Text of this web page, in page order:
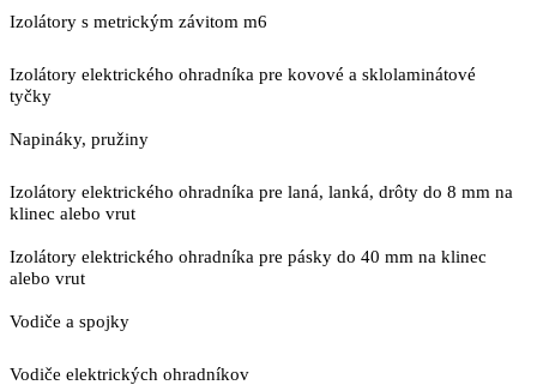
Izolátory s metrickým závitom m6
Izolátory elektrického ohradníka pre kovové a sklolaminátové
tyčky
Napináky, pružiny
Izolátory elektrického ohradníka pre laná, lanká, drôty do 8 mm na
klinec alebo vrut
Izolátory elektrického ohradníka pre pásky do 40 mm na klinec
alebo vrut
Vodiče a spojky
Vodiče elektrických ohradníkov